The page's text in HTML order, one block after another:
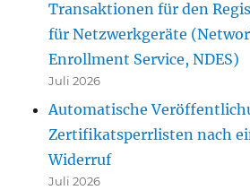
Transaktionen für den
für Netzwerkgeräte
Enrollment Service, NDES)
Juli 2026
Automatische
Zertifikatsperrlisten nach
Widerruf
Juli 2026